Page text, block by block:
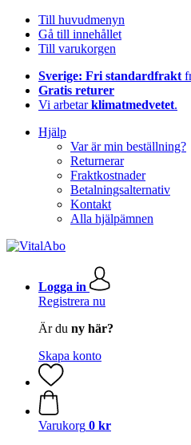
Till huvudmenyn
Gå till innehållet
Till varukorgen
Sverige: Fri standardfrakt
Gratis returer
Vi arbetarklimatmedvetet.
Hjälp
Var är min beställning?
Returnerar
Fraktkostnader
Betalningsalternativ
Kontakt
Alla hjälpämnen
Logga in
Registrera nu
Är du ny här?
Skapa konto
Varukorg 0 kr